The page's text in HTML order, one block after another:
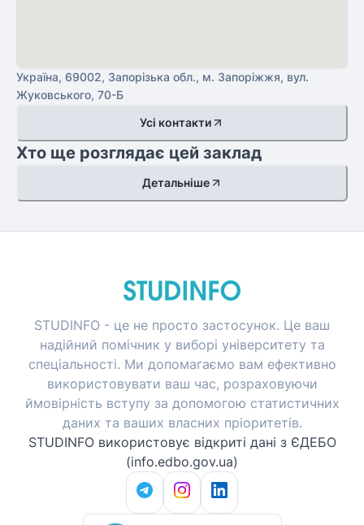
Україна, 69002, Запорізька обл., м. Запоріжжя, вул.
Жуковського, 70-Б
Усі контакти
Хто ще розглядає цей заклад
Детальніше
STUDINFO - це не просто застосунок. Це ваш
надійний помічник у виборі університету та
спеціальності. Ми допомагаємо вам ефективно
використовувати ваш час, розраховуючи
ймовірність вступу за допомогою статистичних
даних та ваших власних пріоритетів.
STUDINFO використовує відкриті дані з ЄДЕБО
(info.edbo.gov.ua)